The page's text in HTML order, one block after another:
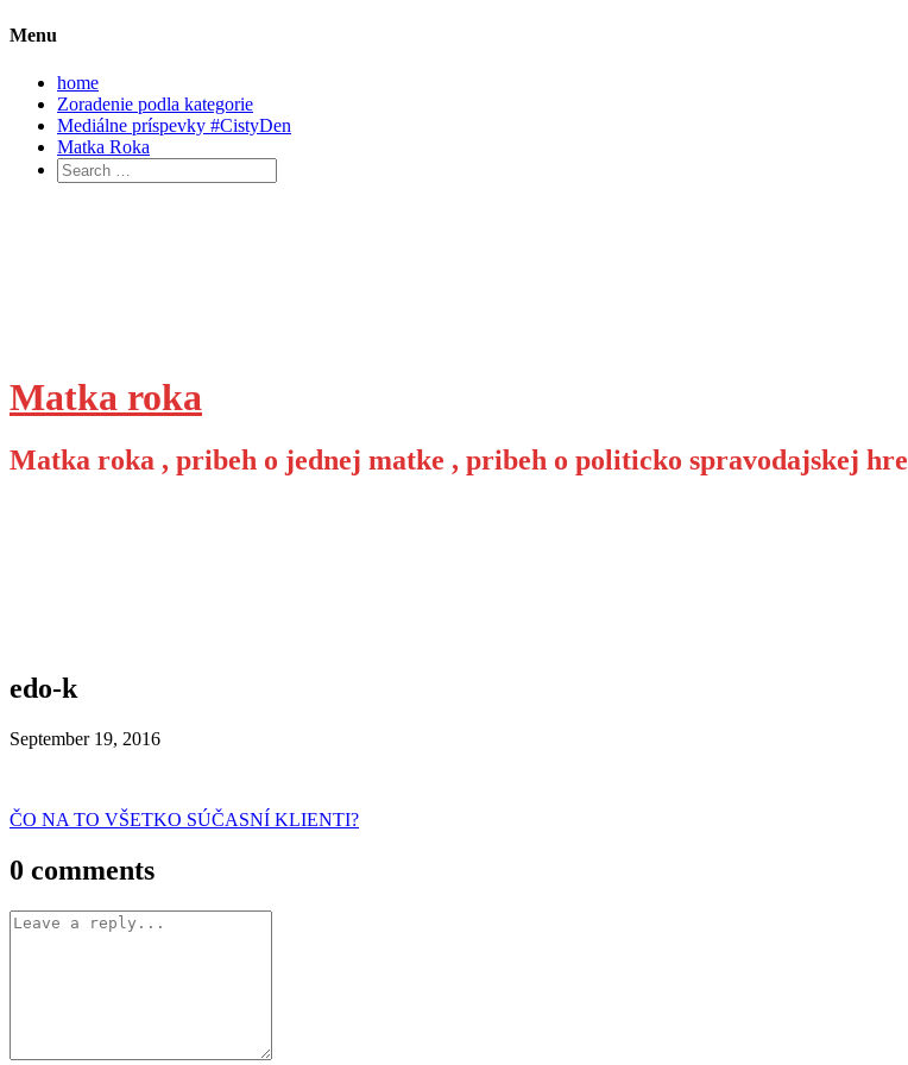
Menu
home
Zoradenie podla kategorie
Mediálne príspevky #CistyDen
Matka Roka
Search
for:
Matka roka
Matka roka , pribeh o jednej matke , pribeh o politicko spravodajskej hre
edo-k
September 19, 2016
Post
navigation
ČO NA TO VŠETKO SÚČASNÍ KLIENTI?
0 comments